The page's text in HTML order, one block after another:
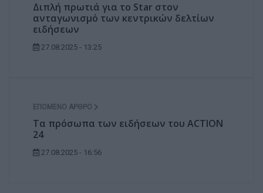
Διπλή πρωτιά για το Star στον
ανταγωνισμό των κεντρικών δελτίων
ειδήσεων
27.08.2025 - 13:25
ΕΠΌΜΕΝΟ ΆΡΘΡΟ
Τα πρόσωπα των ειδήσεων του ACTION
24
27.08.2025 - 16:56